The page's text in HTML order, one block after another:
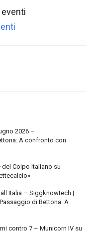
2026 –
A confronto con
Colpo Italiano su
Italia – Siggknowtech |
Passaggio di Bettona: A
contro 7 – Municorn IV su